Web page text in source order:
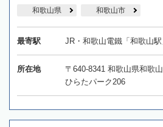
和歌山県 和歌山市
最寄駅 JR・和歌山電鐵「和歌山
所在地
〒640-8341 和歌山県和歌
ひらたパーク206